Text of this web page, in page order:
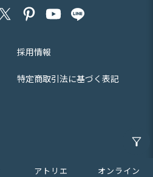
アトリエ オンライン
採用情報
特定商取引法に基づく表記